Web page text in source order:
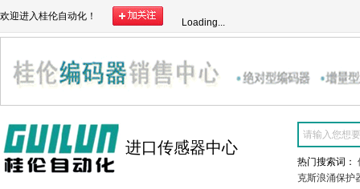
欢迎进入桂伦自动化！
Loading...
进口传感器中心
热门搜索词：
克斯浪涌保护